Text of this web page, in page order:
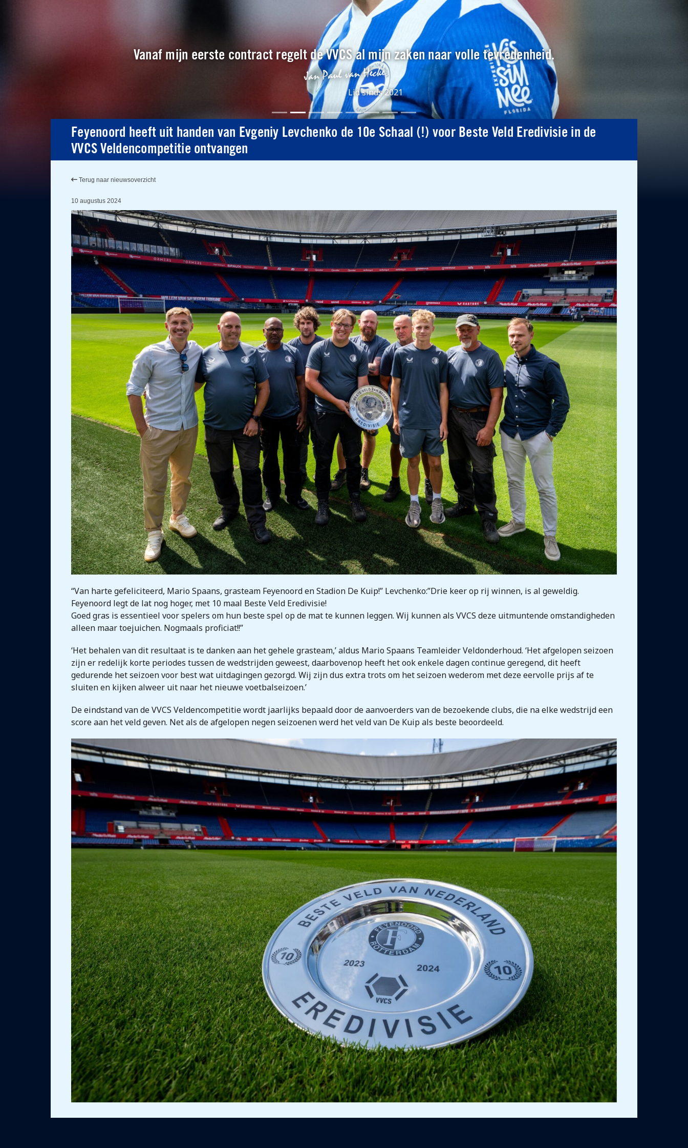
Vanaf mijn eerste contract regelt de VVCS al mijn zaken naar volle tevredenheid.
Lid sinds 2021
Feyenoord heeft uit handen van Evgeniy Levchenko de 10e Schaal (!) voor Beste Veld Eredivisie in de
VVCS Veldencompetitie ontvangen
Terug naar nieuwsoverzicht
10 augustus 2024
“Van harte gefeliciteerd, Mario Spaans, grasteam Feyenoord en Stadion De Kuip!” Levchenko:”Drie keer op rij winnen, is al geweldig.
Feyenoord legt de lat nog hoger, met 10 maal Beste Veld Eredivisie!
Goed gras is essentieel voor spelers om hun beste spel op de mat te kunnen leggen. Wij kunnen als VVCS deze uitmuntende omstandigheden
alleen maar toejuichen. Nogmaals proficiat!!”
‘Het behalen van dit resultaat is te danken aan het gehele grasteam,’ aldus Mario Spaans Teamleider Veldonderhoud. ‘Het afgelopen seizoen
zijn er redelijk korte periodes tussen de wedstrijden geweest, daarbovenop heeft het ook enkele dagen continue geregend, dit heeft
gedurende het seizoen voor best wat uitdagingen gezorgd. Wij zijn dus extra trots om het seizoen wederom met deze eervolle prijs af te
sluiten en kijken alweer uit naar het nieuwe voetbalseizoen.’
De eindstand van de VVCS Veldencompetitie wordt jaarlijks bepaald door de aanvoerders van de bezoekende clubs, die na elke wedstrijd een
score aan het veld geven. Net als de afgelopen negen seizoenen werd het veld van De Kuip als beste beoordeeld.